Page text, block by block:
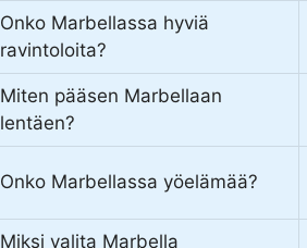
Onko Marbellassa hyviä
ravintoloita?
Miten pääsen Marbellaan
lentäen?
Onko Marbellassa yöelämää?
Miksi valita Marbella